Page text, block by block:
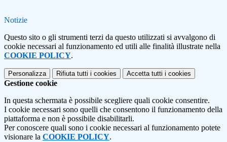
Notizie
Questo sito o gli strumenti terzi da questo utilizzati si avvalgono di
cookie necessari al funzionamento ed utili alle finalità illustrate nella
COOKIE POLICY.
Personalizza Rifiuta tutti i cookies Accetta tutti i cookies
Gestione cookie
In questa schermata è possibile scegliere quali cookie consentire.
I cookie necessari sono quelli che consentono il funzionamento della
piattaforma e non è possibile disabilitarli.
Per conoscere quali sono i cookie necessari al funzionamento potete
visionare la COOKIE POLICY.